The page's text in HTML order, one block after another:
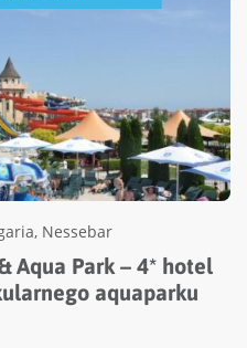
, Nessebar
Aqua Park – 4* hotel
aquaparku